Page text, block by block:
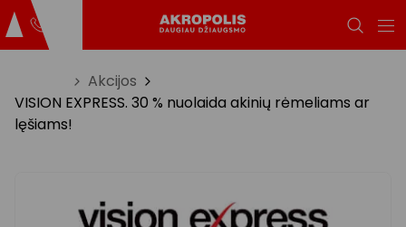
Akcijos
VISION EXPRESS. 30 % nuolaida akinių rėmeliams ar
lęšiams!